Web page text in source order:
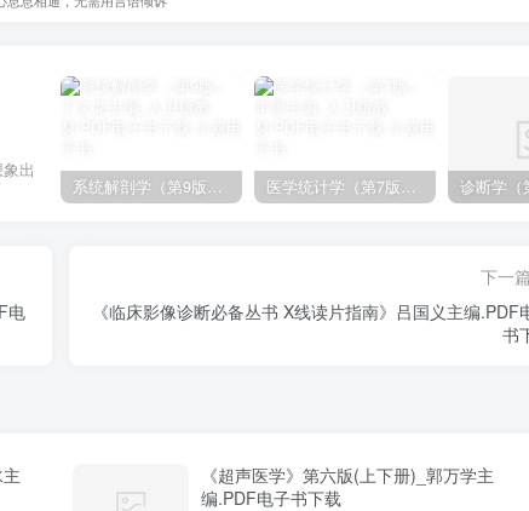
出
电
下一
《临床影像诊断必备丛书 X线读片指南》吕国义主编.PDF
书
《超声医学》第六版(上下册)_郭万学主
编.PDF电子书下载